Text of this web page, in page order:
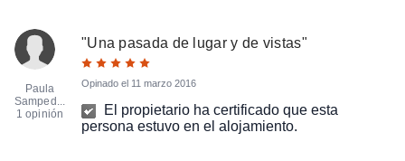
Paula
Samped...
1 opinión
"Una pasada de lugar y de vistas"
Opinado el 11 marzo 2016
El propietario ha certificado que esta
persona estuvo en el alojamiento.